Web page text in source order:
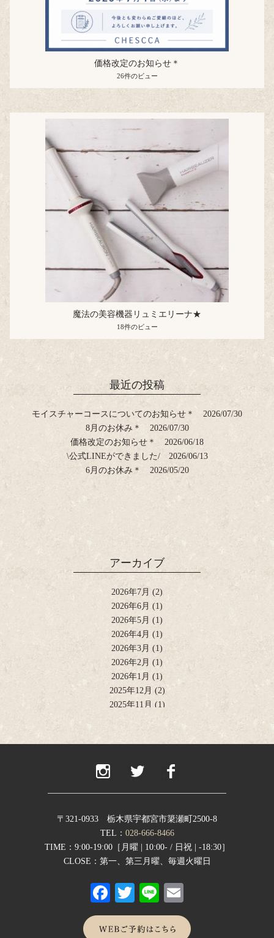
価格改定のお知らせ＊
26件のビュー
魔法の美容機器リュミエリーナ★
18件のビュー
最近の投稿
モイスチャーコースについてのお知らせ＊
2026/07/30
8月のお休み＊
2026/07/30
価格改定のお知らせ＊
2026/06/18
\公式LINEができました/
2026/06/13
6月のお休み＊
2026/05/20
アーカイブ
2026年7月 (2)
2026年6月 (1)
2026年5月 (1)
2026年4月 (1)
2026年3月 (1)
2026年2月 (1)
2026年1月 (1)
2025年12月 (2)
2025年11月 (1)
2025年8月(2)
2025年4月
2024年11月(2)
2024年9月(1)
2024年8月(1)
2024年7月 (1)
2024年5月(1)
2024年4月(1)
2024年1月(1)
2023年12月(1)
〒321-0933 栃木県宇都宮市簗瀬町2500-8
TEL： 028-666-8466
TIME：9:00-19:00［月曜 | 10:00- / 日祝 | -18:30］
CLOSE：第一、第三月曜、毎週火曜日
Fa
ce
bo
T
wi
tte
Li
ne m
ail